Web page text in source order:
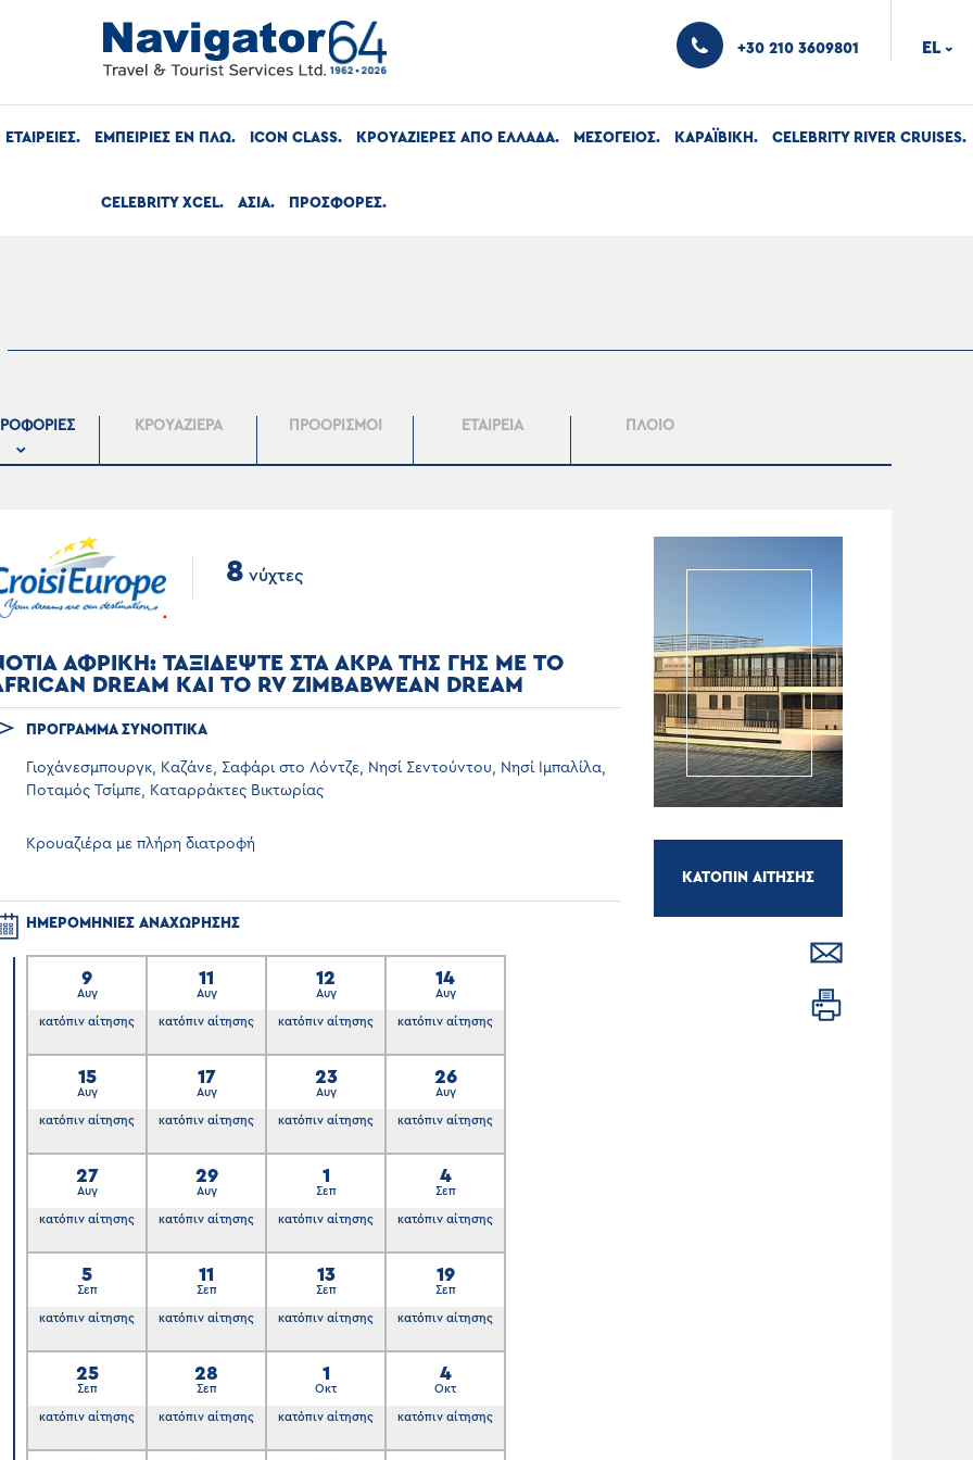
+30 210 3609801 EL ›
ΕΤΑΙΡΕΙΕΣ ΕΜΠΕΙΡΙΕΣ ΕΝ ΠΛΩ ICON CLASS ΚΡΟΥΑΖΙΕΡΕΣ ΑΠΟ ΕΛΛΑΔΑ ΜΕΣΟΓΕΙΟΣ ΚΑΡΑΪΒΙΚΗ CELEBRITY RIVER CRUISES
CELEBRITY XCEL ΑΣΙΑ ΠΡΟΣΦΟΡΕΣ
ΚΡΟΥΑΖΙΕΡΑ ΠΡΟΟΡΙΣΜΟΙ ΕΤΑΙΡΕΙΑ ΠΛΟΙΟ
8 νύχτες
ΑΦΡΙΚΗ: ΤΑΞΙΔΕΨΤΕ ΣΤΑ ΑΚΡΑ ΤΗΣ ΓΗΣ ΜΕ ΤΟ
DREAM ΚΑΙ ΤΟ RV ZIMBABWEAN DREAM
ΠΡΟΓΡΑΜΜΑ ΣΥΝΟΠΤΙΚΑ
Γιοχάνεσμπουργκ, Καζάνε, Σαφάρι στο Λόντζε, Νησί Σεντούντου, Νησί Ιμπαλίλα,
Ποταμός Τσίμπε, Καταρράκτες Βικτωρίας
Κρουαζιέρα με πλήρη διατροφή
ΗΜΕΡΟΜΗΝΙΕΣ ΑΝΑΧΩΡΗΣΗΣ
9
Αυγ
κατόπιν αίτησης
11
Αυγ
κατόπιν αίτησης
12
Αυγ
κατόπιν αίτησης
14
Αυγ
κατόπιν αίτησης
15
Αυγ
κατόπιν αίτησης
17
Αυγ
κατόπιν αίτησης
23
Αυγ
κατόπιν αίτησης
26
Αυγ
κατόπιν αίτησης
27
Αυγ
κατόπιν αίτησης
29
Αυγ
κατόπιν αίτησης
1
Σεπ
κατόπιν αίτησης
4
Σεπ
κατόπιν αίτησης
5
Σεπ
κατόπιν αίτησης
11
Σεπ
κατόπιν αίτησης
13
Σεπ
κατόπιν αίτησης
19
Σεπ
κατόπιν αίτησης
25
Σεπ
κατόπιν αίτησης
28
Σεπ
κατόπιν αίτησης
1
Οκτ
κατόπιν αίτησης
4
Οκτ
κατόπιν αίτησης
ΚΑΤΟΠΙΝ ΑΙΤΗΣΗΣ